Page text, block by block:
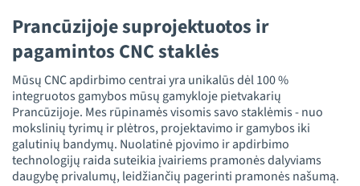
Prancūzijoje suprojektuotos ir
pagamintos CNC staklės
Mūsų CNC apdirbimo centrai yra unikalūs dėl 100 %
integruotos gamybos mūsų gamykloje pietvakarių
Prancūzijoje. Mes rūpinamės visomis savo staklėmis - nuo
mokslinių tyrimų ir plėtros, projektavimo ir gamybos iki
galutinių bandymų. Nuolatinė pjovimo ir apdirbimo
technologijų raida suteikia įvairiems pramonės dalyviams
daugybę privalumų, leidžiančių pagerinti pramonės našumą.